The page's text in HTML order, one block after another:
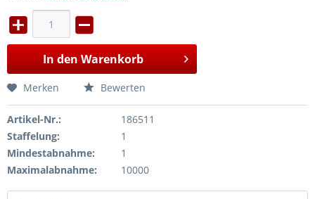
In den Warenkorb
Merken Bewerten
Artikel-Nr.:
186511
Staffelung:
1
Mindestabnahme:
1
Maximalabnahme:
10000